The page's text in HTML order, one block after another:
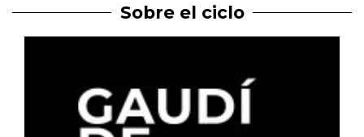
Sobre el ciclo